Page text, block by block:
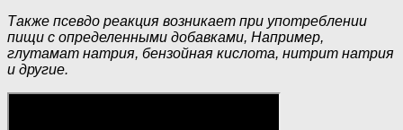
Также псевдо реакция возникает при употреблении
пищи с определенными добавками, Например,
глутамат натрия, бензойная кислота, нитрит натрия
и другие.